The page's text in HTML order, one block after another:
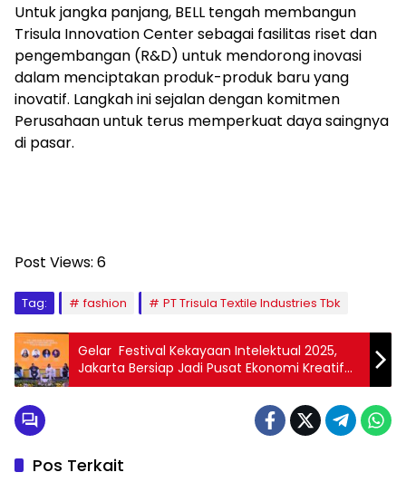
Untuk jangka panjang, BELL tengah membangun
Trisula Innovation Center sebagai fasilitas riset dan
pengembangan (R&D) untuk mendorong inovasi
dalam menciptakan produk-produk baru yang
inovatif. Langkah ini sejalan dengan komitmen
Perusahaan untuk terus memperkuat daya saingnya
di pasar.
Post Views: 6
Tag: fashion PT Trisula Textile Industries Tbk
Gelar Festival Kekayaan Intelektual 2025,
Jakarta Bersiap Jadi Pusat Ekonomi Kreatif
Berbasis Kekayaan Intelektual
Pos Terkait